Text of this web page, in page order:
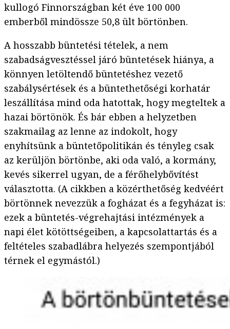
kullogó Finnországban két éve 100 000
emberből mindössze 50,8 ült börtönben.
A hosszabb büntetési tételek, a nem
szabadságvesztéssel járó büntetések hiánya, a
könnyen letöltendő büntetéshez vezető
szabálysértések és a büntethetőségi korhatár
leszállítása mind oda hatottak, hogy megteltek a
hazai börtönök. És bár ebben a helyzetben
szakmailag az lenne az indokolt, hogy
enyhítsünk a büntetőpolitikán és tényleg csak
az kerüljön börtönbe, aki oda való, a kormány,
kevés sikerrel ugyan, de a férőhelybővítést
választotta. (A cikkben a közérthetőség kedvéért
börtönnek nevezzük a fogházat és a fegyházat is:
ezek a büntetés-végrehajtási intézmények a
napi élet kötöttségeiben, a kapcsolattartás és a
feltételes szabadlábra helyezés szempontjából
térnek el egymástól.)